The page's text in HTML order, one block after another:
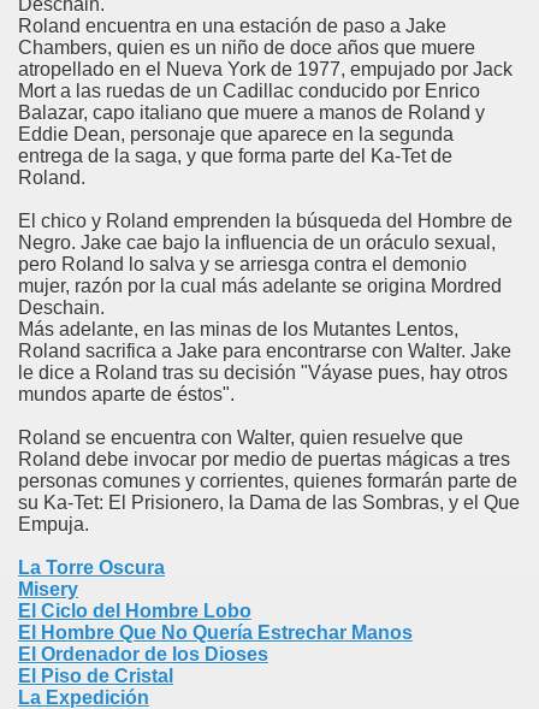
Deschain.
Roland encuentra en una estación de paso a Jake
Chambers, quien es un niño de doce años que muere
atropellado en el Nueva York de 1977, empujado por Jack
Mort a las ruedas de un Cadillac conducido por Enrico
Balazar, capo italiano que muere a manos de Roland y
Eddie Dean, personaje que aparece en la segunda
entrega de la saga, y que forma parte del Ka-Tet de
Roland.
El chico y Roland emprenden la búsqueda del Hombre de
Negro. Jake cae bajo la influencia de un oráculo sexual,
pero Roland lo salva y se arriesga contra el demonio
mujer, razón por la cual más adelante se origina Mordred
Deschain.
Más adelante, en las minas de los Mutantes Lentos,
Roland sacrifica a Jake para encontrarse con Walter. Jake
le dice a Roland tras su decisión "Váyase pues, hay otros
mundos aparte de éstos".
Roland se encuentra con Walter, quien resuelve que
Roland debe invocar por medio de puertas mágicas a tres
personas comunes y corrientes, quienes formarán parte de
su Ka-Tet: El Prisionero, la Dama de las Sombras, y el Que
Empuja.
La Torre Oscura
Misery
El Ciclo del Hombre Lobo
El Hombre Que No Quería Estrechar Manos
El Ordenador de los Dioses
El Piso de Cristal
La Expedición